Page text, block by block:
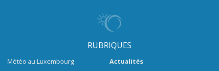
RUBRIQUES
Météo au Luxembourg
Actualités